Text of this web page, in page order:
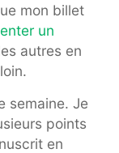
mon billet
un
autres en
semaine. Je
points
en